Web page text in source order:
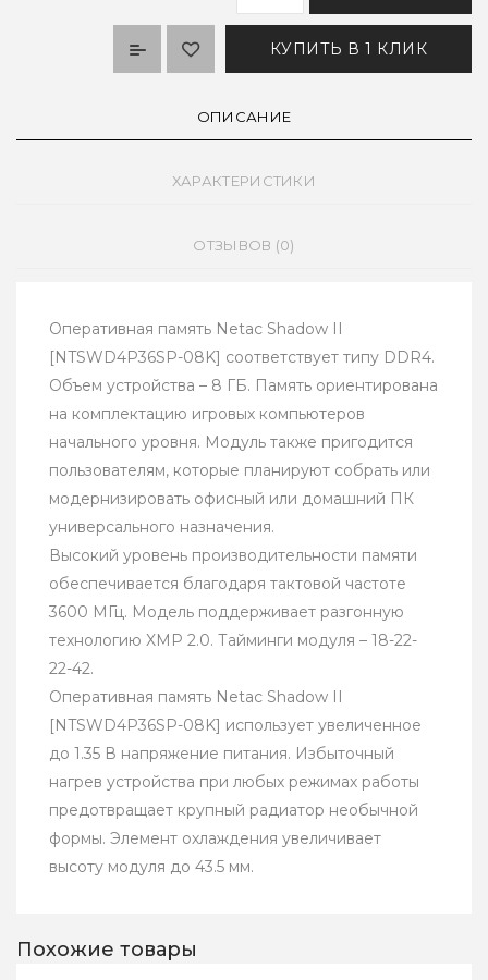
КУПИТЬ В 1 КЛИК
ОПИСАНИЕ
ХАРАКТЕРИСТИКИ
ОТЗЫВОВ (0)
Оперативная память Netac Shadow II
[NTSWD4P36SP-08K] соответствует типу DDR4.
Объем устройства – 8 ГБ. Память ориентирована
на комплектацию игровых компьютеров
начального уровня. Модуль также пригодится
пользователям, которые планируют собрать или
модернизировать офисный или домашний ПК
универсального назначения.
Высокий уровень производительности памяти
обеспечивается благодаря тактовой частоте
3600 МГц. Модель поддерживает разгонную
технологию XMP 2.0. Тайминги модуля – 18-22-
22-42.
Оперативная память Netac Shadow II
[NTSWD4P36SP-08K] использует увеличенное
до 1.35 В напряжение питания. Избыточный
нагрев устройства при любых режимах работы
предотвращает крупный радиатор необычной
формы. Элемент охлаждения увеличивает
высоту модуля до 43.5 мм.
Похожие товары